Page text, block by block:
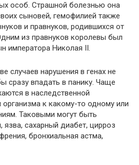
особ. Страшной болезнью она
сыновей, гемофилией также
и правнуков, родившихся от
из правнуков королевы был
императора Николая II.
случаев нарушения в генах не
сразу впадать в панику. Чаще
в наследственной
к какому-то одному или
Таковыми могут быть
язва, сахарный диабет, цирроз
бронхиальная астма,